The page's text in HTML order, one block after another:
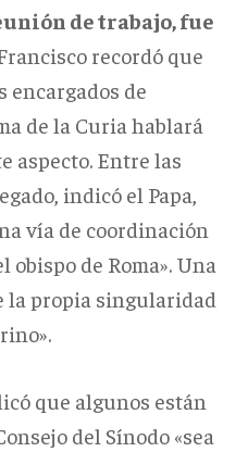
de trabajo, fue
recordó que
encargados de
de la Curia hablará
aspecto. Entre las
indicó el Papa,
vía de coordinación
de Roma». Una
la propia singularidad
que algunos están
del Sínodo «sea